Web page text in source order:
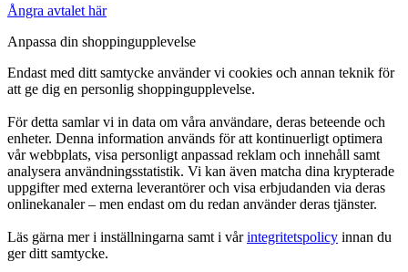
Ångra avtalet här
Anpassa din shoppingupplevelse
Endast med ditt samtycke använder vi cookies och annan teknik för
att ge dig en personlig shoppingupplevelse.
För detta samlar vi in data om våra användare, deras beteende och
enheter. Denna information används för att kontinuerligt optimera
vår webbplats, visa personligt anpassad reklam och innehåll samt
analysera användningsstatistik. Vi kan även matcha dina krypterade
uppgifter med externa leverantörer och visa erbjudanden via deras
onlinekanaler – men endast om du redan använder deras tjänster.
Läs gärna mer i inställningarna samt i vårintegritetspolicy innan du
ger ditt samtycke.